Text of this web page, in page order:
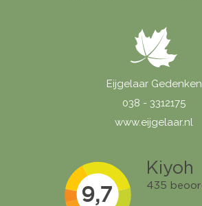
Eijgelaar Gedenken
038 - 3312175
www.eijgelaar.nl